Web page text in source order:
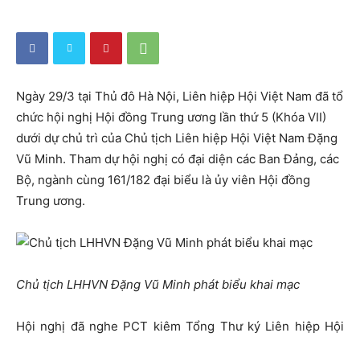
Ngày 29/3 tại Thủ đô Hà Nội, Liên hiệp Hội Việt Nam đã tổ
chức hội nghị Hội đồng Trung ương lần thứ 5 (Khóa VII)
dưới dự chủ trì của Chủ tịch Liên hiệp Hội Việt Nam Đặng
Vũ Minh. Tham dự hội nghị có đại diện các Ban Đảng, các
Bộ, ngành cùng 161/182 đại biểu là ủy viên Hội đồng
Trung ương.
Chủ tịch LHHVN Đặng Vũ Minh phát biểu khai mạc
Hội nghị đã nghe PCT kiêm Tổng Thư ký Liên hiệp Hội